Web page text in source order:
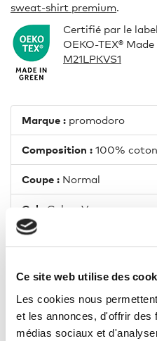
Ce site web utilise des
Les cookies nous
et les annonces, d'offrir des
médias sociaux et
sweat-shirt premium.
Certifié par le label
OEKO-TEX® Made
M21LPKVS1
Marque : promodoro
Composition : 100% coton
Coupe : Normal
Col : Col en V
Longueur :
Propriété thermique :Oui
Grammage : 320 g/m²